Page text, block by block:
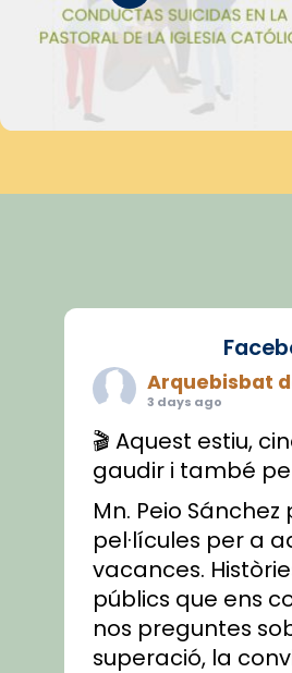
Arquebisbat
3 days ago
🎬 Aquest estiu,
gaudir i també
Mn. Peio
pel·lícules per a
vacances.
públics que ens
nos preguntes
superació, la